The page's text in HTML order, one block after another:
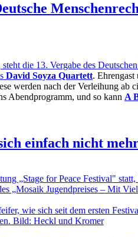
die 13. Vergabe des
David Soyza Quartett.
werden nach der Verleihung
Abendprogramm, und so kann A
einfach nicht
„Stage for Peace Festival"
„Mosaik Jugendpreises – Mit
wie sich seit dem ersten